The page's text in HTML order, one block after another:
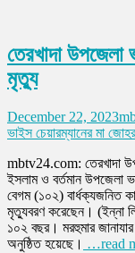
তেরখাদা উপজেলা
মৃত্যু
December 22, 2023
ভাইস চেয়ারম্যানের মা
mbtv24.com: তেরখাদা
ইসলাম ও বর্তমান উপজেলা
বেগম (১০২) বার্ধক্যজনিত
মৃত্যুবরণ করেছেন। (ইন্না
১০২ বছর। মরহুমার
অনুষ্ঠিত হয়েছে। …read